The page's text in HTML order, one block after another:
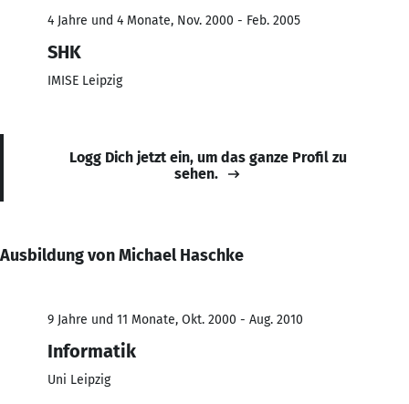
4 Jahre und 4 Monate, Nov. 2000 - Feb. 2005
SHK
IMISE Leipzig
Logg Dich jetzt ein, um das ganze Profil zu
sehen.
Ausbildung von Michael Haschke
9 Jahre und 11 Monate, Okt. 2000 - Aug. 2010
Informatik
Uni Leipzig